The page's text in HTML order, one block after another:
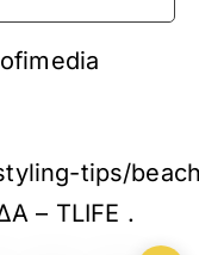
tips/
– TLIFE .